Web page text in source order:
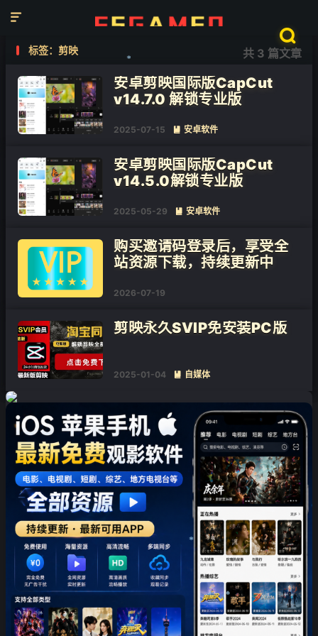


共 3 篇文章
标签：剪映
安卓剪映国际版CapCut
v14.7.0 解锁专业版
2025-07-15  安卓软件
安卓剪映国际版CapCut
v14.5.0解锁专业版
2025-05-29  安卓软件
购买邀请码登录后，享受全
站资源下载，持续更新中
2026-07-19
剪映永久SVIP免安装PC版
2025-01-04  自媒体
❄